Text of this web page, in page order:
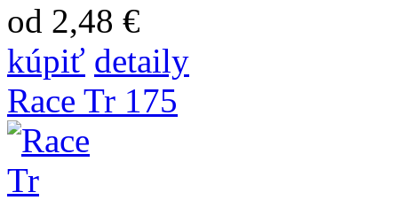
od 2,48 €
kúpiť detaily
Race Tr 175